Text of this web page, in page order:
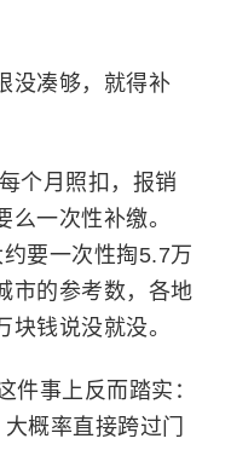
没凑够，就得补
个月照扣，报销
一次性补缴。
要一次性掏5.7万
的参考数，各地
钱说没就没。
件事上反而踏实：
概率直接跨过门